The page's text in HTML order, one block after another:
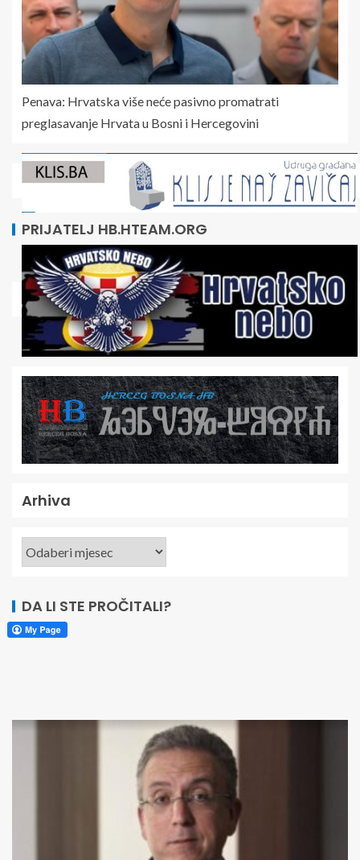
Penava: Hrvatska više neće pasivno promatrati
preglasavanje Hrvata u Bosni i Hercegovini
PRIJATELJ HB.HTEAM.ORG
Arhiva
DA LI STE PROČITALI?